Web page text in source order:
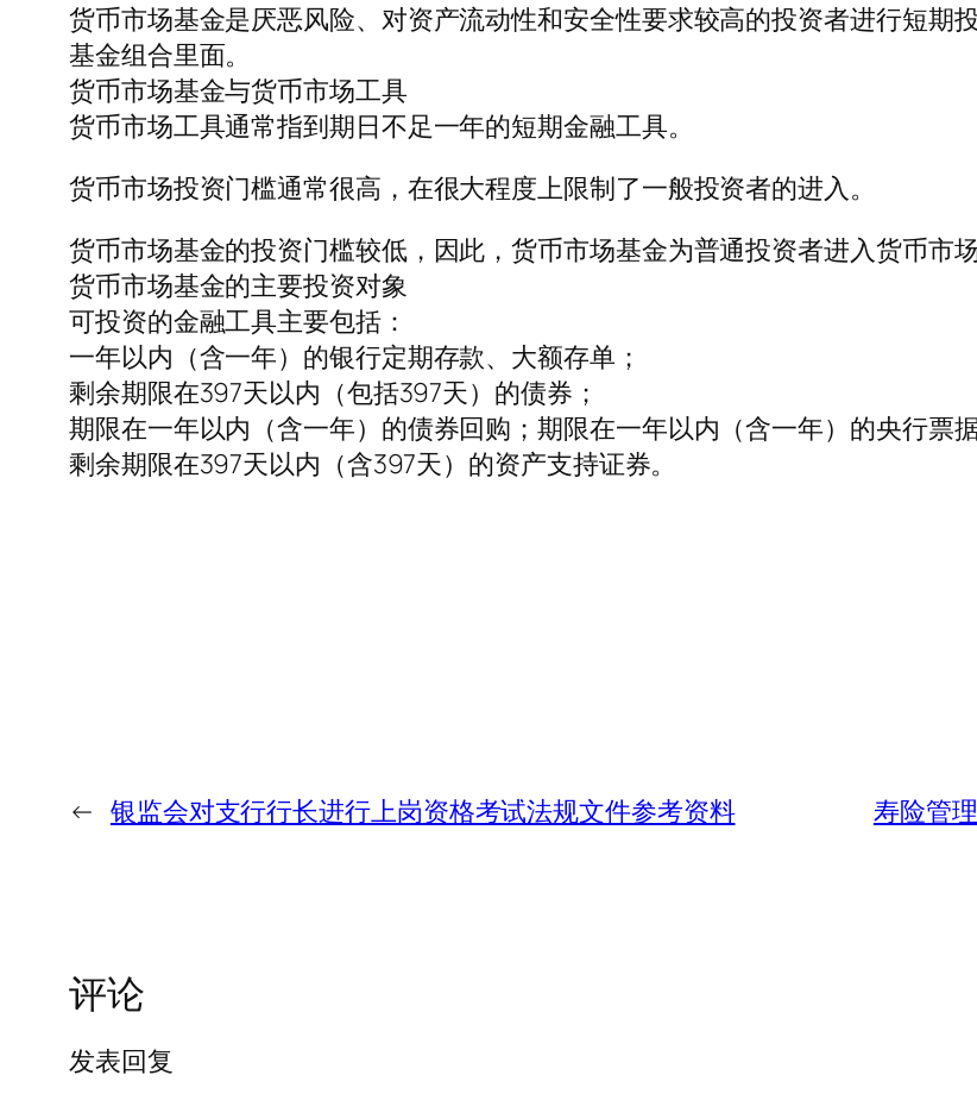
货币市场基金是厌恶风险、对资产流动性和安全性要求较高的投资者进行短期
基金组合里面。
货币市场基金与货币市场工具
货币市场工具通常指到期日不足一年的短期金融工具。
货币市场投资门槛通常很高，在很大程度上限制了一般投资者的进入。
货币市场基金的投资门槛较低，因此，货币市场基金为普通投资者进入货币市场
货币市场基金的主要投资对象
可投资的金融工具主要包括：
一年以内（含一年）的银行定期存款、大额存单；
剩余期限在397天以内（包括397天）的债券；
期限在一年以内（含一年）的债券回购；期限在一年以内（含一年）的央行票据
剩余期限在397天以内（含397天）的资产支持证券。
← 银监会对支行行长进行上岗资格考试法规文件参考资料 寿险管
评论
发表回复